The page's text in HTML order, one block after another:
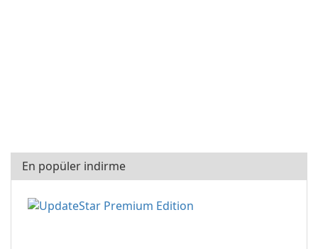
En popüler indirme